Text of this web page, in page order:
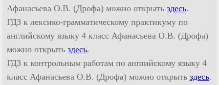
Афанасьева О.В. (Дрофа) можно открыть здесь.
ГДЗ к лексико-грамматическому практикуму по
английскому языку 4 класс Афанасьева О.В. (Дрофа)
можно открыть здесь.
ГДЗ к контрольным работам по английскому языку 4
класс Афанасьева О.В. (Дрофа) можно открыть здесь.